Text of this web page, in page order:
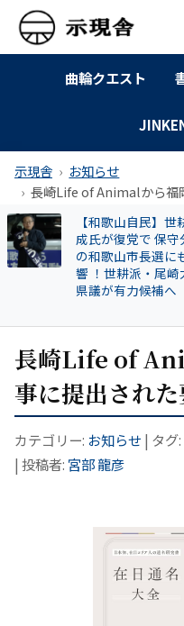
曲輪クエスト
示現舎
お知らせ
長崎Life of Animalから福
特別企画 解放同盟
政等が 過去に公開
部落・同和地区リ
長崎Life of
事に提出され
カテゴリー: お知らせ | タグ:
| 投稿者: 宮部 龍彦